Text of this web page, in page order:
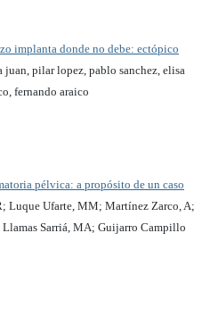
implanta donde no debe: ectópico
juan, pilar lopez, pablo sanchez, elisa
fernando araico
pélvica: a propósito de un caso
Luque Ufarte, MM; Martínez Zarco, A;
Sarriá, MA; Guijarro Campillo